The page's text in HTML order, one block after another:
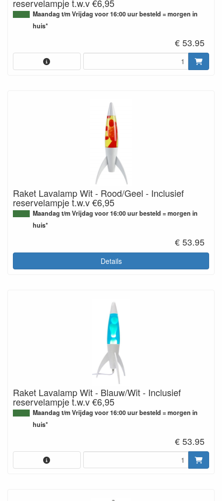
reservelampje t.w.v €6,95
Maandag t/m Vrijdag voor 16:00 uur besteld = morgen in
huis*
€ 53.95
Raket Lavalamp Wit - Rood/Geel - Inclusief
reservelampje t.w.v €6,95
Maandag t/m Vrijdag voor 16:00 uur besteld = morgen in
huis*
€ 53.95
Details
Raket Lavalamp Wit - Blauw/Wit - Inclusief
reservelampje t.w.v €6,95
Maandag t/m Vrijdag voor 16:00 uur besteld = morgen in
huis*
€ 53.95